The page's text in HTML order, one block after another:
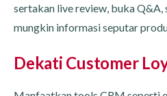
sertakan live review, buka Q&A,
mungkin informasi seputar
Dekati Customer